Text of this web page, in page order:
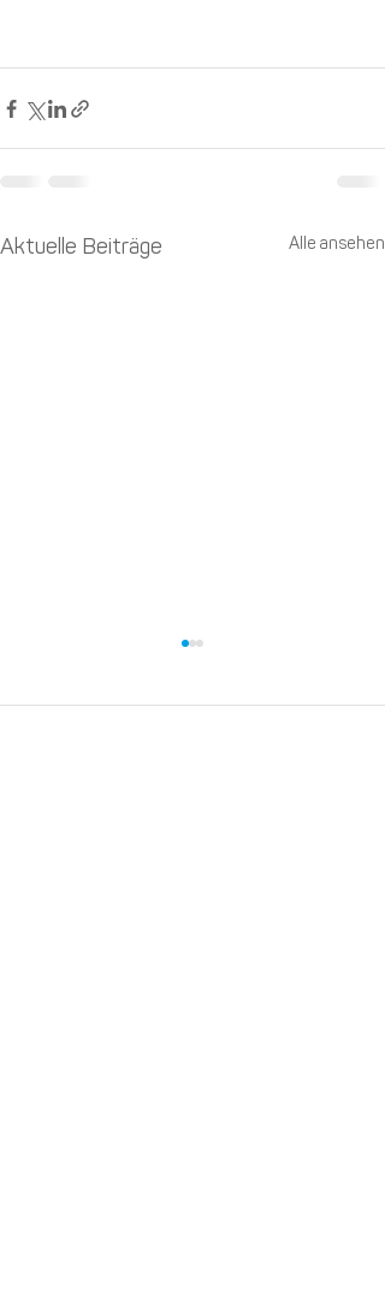
Aktuelle Beiträge Alle ansehen